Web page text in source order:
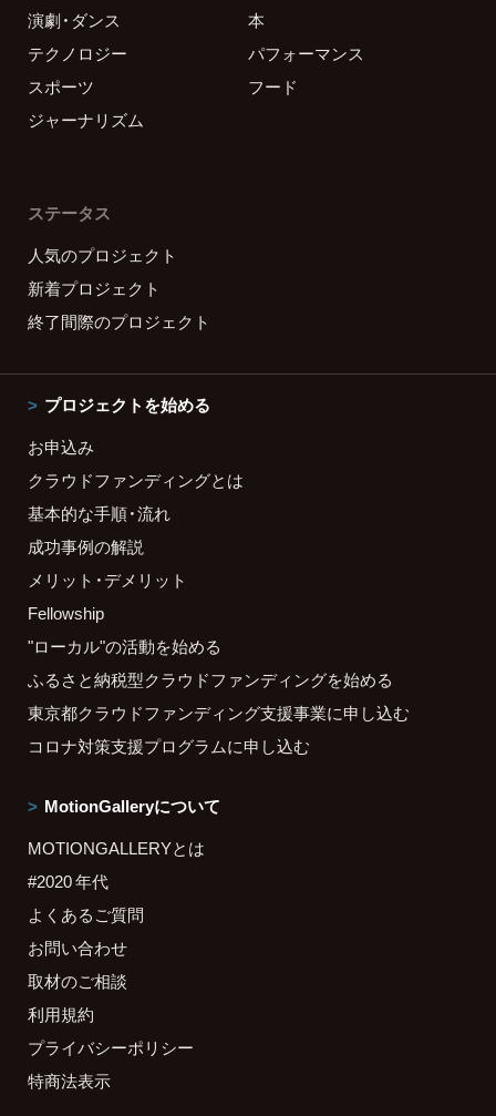
演劇・ダンス
本
テクノロジー
パフォーマンス
スポーツ
フード
ジャーナリズム
ステータス
人気のプロジェクト
新着プロジェクト
終了間際のプロジェクト
プロジェクトを始める
お申込み
クラウドファンディングとは
基本的な手順・流れ
成功事例の解説
メリット・デメリット
Fellowship
"ローカル"の活動を始める
ふるさと納税型クラウドファンディングを始める
東京都クラウドファンディング支援事業に申し込む
コロナ対策支援プログラムに申し込む
MotionGalleryについて
MOTIONGALLERYとは
#2020 年代
よくあるご質問
お問い合わせ
取材のご相談
利用規約
プライバシーポリシー
特商法表示